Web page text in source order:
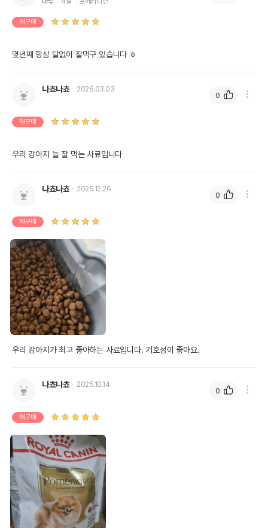
재구매
몇년째 항상 탈없이 잘먹구 있습니다 ㅎ
나쵸나쵸 2026.03.03
재구매
우리 강아지 늘 잘 먹는 사료입니다
0
나쵸나쵸 2025.12.26
재구매
우리 강아지가 최고 좋아하는 사료입니다. 기호성이 좋아요.
0
나쵸나쵸 2025.10.14
재구매
0